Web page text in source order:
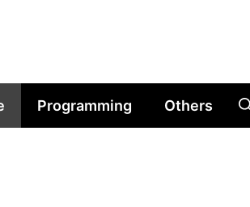
Programming Others